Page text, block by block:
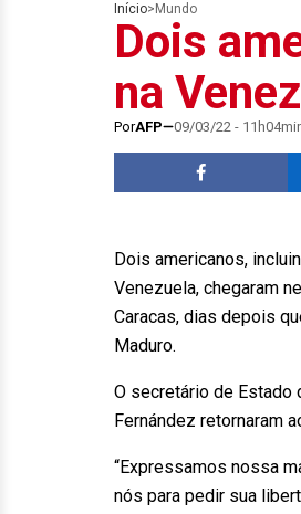
Início> Mundo
Dois
na
PorAFP 09/03/22 -
Dois americanos,
Venezuela, chegaram
Caracas, dias depois
Maduro.
O secretário de Estado
Fernández retornaram
“Expressamos nossa
nós para pedir sua